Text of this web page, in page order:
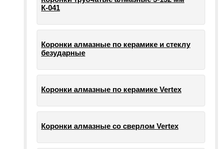
К-041
Коронки алмазные по керамике и стеклу
безударные
Коронки алмазные по керамике Vertex
Коронки алмазные со сверлом Vertex